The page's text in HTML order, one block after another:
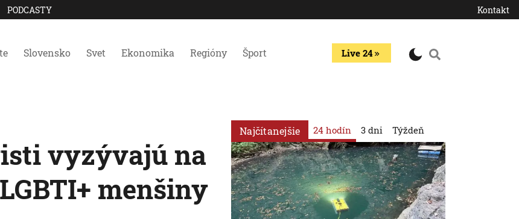
PODCASTY Kontakt
Slovensko Svet Ekonomika Regióny Šport Live 24
vyzývajú na
menšiny
Najčítanejšie 24 hodín 3 dni Týždeň